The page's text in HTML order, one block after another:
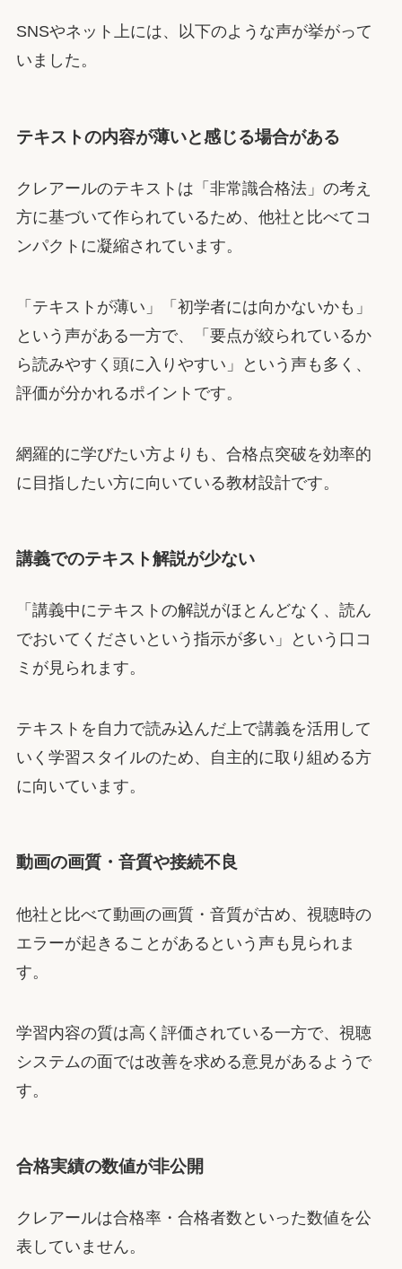
SNSやネット上には、以下のような声が挙がって
いました。
テキストの内容が薄いと感じる場合がある
クレアールのテキストは「非常識合格法」の考え
方に基づいて作られているため、他社と比べてコ
ンパクトに凝縮されています。
「テキストが薄い」「初学者には向かないかも」
という声がある一方で、「要点が絞られているか
ら読みやすく頭に入りやすい」という声も多く、
評価が分かれるポイントです。
網羅的に学びたい方よりも、合格点突破を効率的
に目指したい方に向いている教材設計です。
講義でのテキスト解説が少ない
「講義中にテキストの解説がほとんどなく、読ん
でおいてくださいという指示が多い」という口コ
ミが見られます。
テキストを自力で読み込んだ上で講義を活用して
いく学習スタイルのため、自主的に取り組める方
に向いています。
動画の画質・音質や接続不良
他社と比べて動画の画質・音質が古め、視聴時の
エラーが起きることがあるという声も見られま
す。
学習内容の質は高く評価されている一方で、視聴
システムの面では改善を求める意見があるようで
す。
合格実績の数値が非公開
クレアールは合格率・合格者数といった数値を公
表していません。